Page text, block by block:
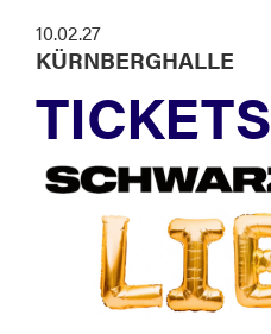
10.02.27
KÜRNBERGHALLE
TICKETS